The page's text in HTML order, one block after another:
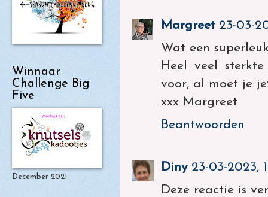
Margreet 23-03-
Wat een
Heel veel
voor, al moet je
xxx Margreet
Beantwoorden
Diny 23-03-2023,
Deze reactie is
Winnaar
Challenge Big
Five
December 2021